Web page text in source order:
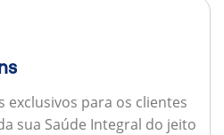
exclusivos para os clientes
sua Saúde Integral do jeito